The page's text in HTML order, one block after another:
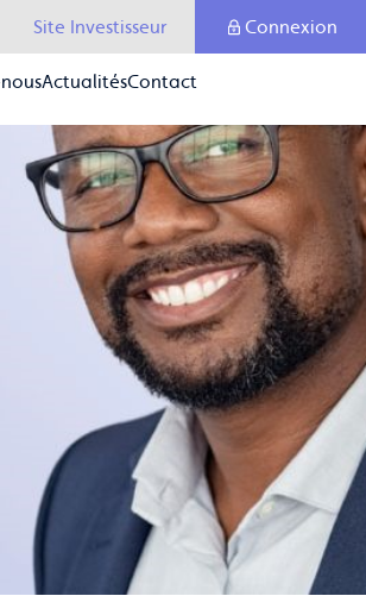
Site Investisseur Connexion
ActualitésContact